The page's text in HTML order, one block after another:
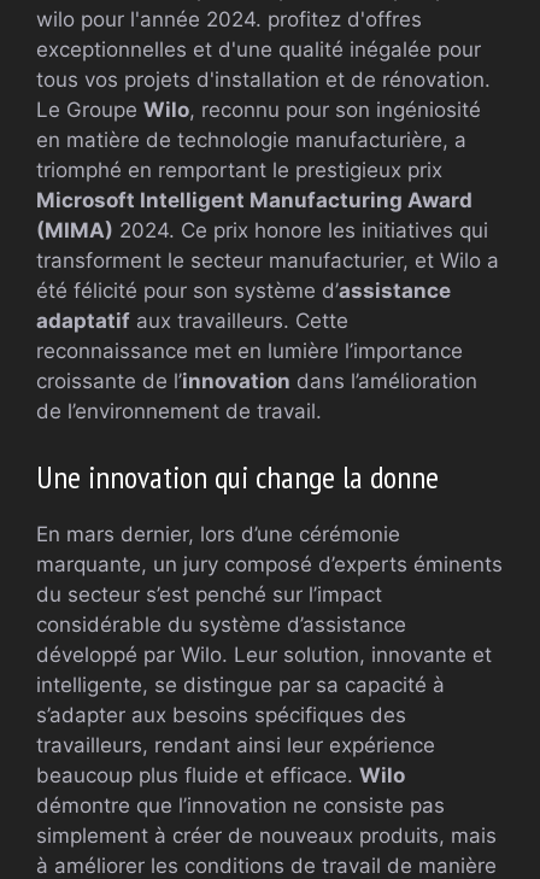
Le Groupe Wilo, reconnu pour son ingéniosité
en matière de technologie manufacturière, a
triomphé en remportant le prestigieux prix
Microsoft Intelligent Manufacturing Award
(MIMA) 2024. Ce prix honore les initiatives qui
transforment le secteur manufacturier, et Wilo a
été félicité pour son système d’assistance
adaptatif aux travailleurs. Cette
reconnaissance met en lumière l’importance
croissante de l’innovation dans l’amélioration
de l’environnement de travail.
Une innovation qui change la donne
En mars dernier, lors d’une cérémonie
marquante, un jury composé d’experts éminents
du secteur s’est penché sur l’impact
considérable du système d’assistance
développé par Wilo. Leur solution, innovante et
intelligente, se distingue par sa capacité à
s’adapter aux besoins spécifiques des
travailleurs, rendant ainsi leur expérience
beaucoup plus fluide et efficace. Wilo
démontre que l’innovation ne consiste pas
simplement à créer de nouveaux produits, mais
à améliorer les conditions de travail de manière